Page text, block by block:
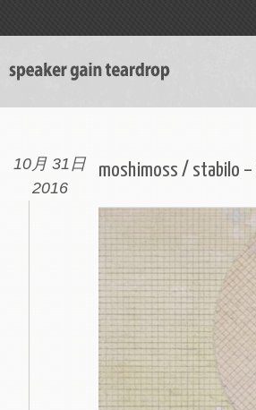
10月 31日
2016
moshimoss / stabilo –